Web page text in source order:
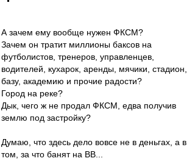
А зачем ему вообще нужен ФКСМ?
Зачем он тратит миллионы баксов на
футболистов, тренеров, управленцев,
водителей, кухарок, аренды, мячики, стадион,
базу, академию и прочие радости?
Город на реке?
Дык, чего ж не продал ФКСМ, едва получив
землю под застройку?
Думаю, что здесь дело вовсе не в деньгах, а в
том, за что банят на ВВ...